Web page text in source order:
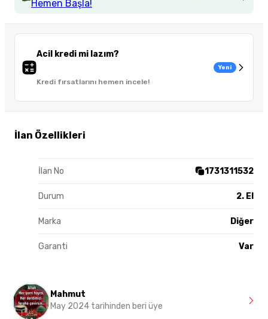
Hemen Başla!
Acil kredi mi lazım?
Kredi fırsatlarını hemen incele!
Yeni
İlan Özellikleri
İlan No 1731311532
Durum 2. El
Marka Diğer
Garanti Var
Mahmut
May 2024 tarihinden beri üye